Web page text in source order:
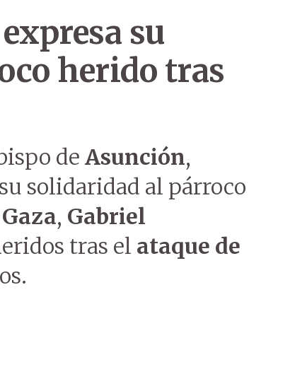
su
herido tras
de Asunción,
solidaridad al párroco
, Gabriel
tras el ataque de